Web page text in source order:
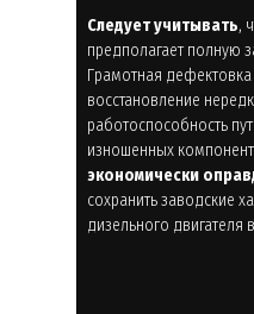
Следует учитывать,
предполагает полную
Грамотная
восстановление
работоспособность
изношенных
экономически
сохранить заводские
дизельного двигателя